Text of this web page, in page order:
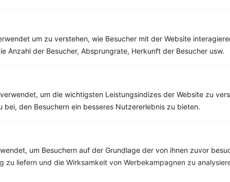
um zu verstehen, wie Besucher mit der Website
Anzahl der Besucher, Absprungrate, Herkunft der Besucher usw.
um die wichtigsten Leistungsindizes der Website zu
bei, den Besuchern ein besseres Nutzererlebnis zu bieten.
um Besuchern auf der Grundlage der von ihnen zuvor
zu liefern und die Wirksamkeit von Werbekampagnen zu
‹ ›
Kalorien:
590 kcal
Fett:
21 g
Eiweiß:85 g